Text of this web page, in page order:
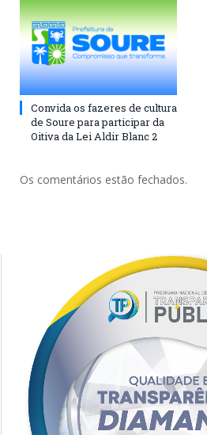
Convida os fazeres de cultura
de Soure para participar da
Oitiva da Lei Aldir Blanc 2
Os comentários estão fechados.